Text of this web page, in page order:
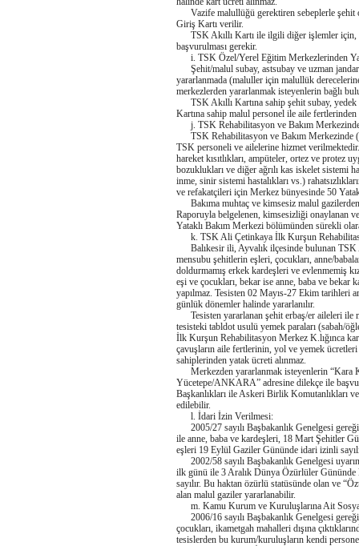
Vazife malullüğü gerektiren sebeplerle şehit
Giriş Kartı verilir.
TSK Akıllı Kartı ile ilgili diğer işlemler için,
başvurulması gerekir.
i. TSK Özel/Yerel Eğitim Merkezlerinden
Şehit/malul subay, astsubay ve uzman
yararlanmada (maluller için malullük
merkezlerden yararlanmak isteyenlerin bağlı
TSK Akıllı Kartına sahip şehit subay, yedek
Kartına sahip malul personel ile aile
j. TSK Rehabilitasyon ve Bakım
TSK Rehabilitasyon ve Bakım Merkezinde
TSK personeli ve ailelerine hizmet
hareket kısıtlıkları, ampüteler, ortez ve protez
bozuklukları ve diğer ağrılı kas iskelet sistemi
inme, sinir sistemi hastalıkları vs.)
ve refakatçileri için Merkez bünyesinde 50
Bakıma muhtaç ve kimsesiz malul
Raporuyla belgelenen, kimsesizliği onaylanan
Yataklı Bakım Merkezi bölümünden sürekli
k. TSK Ali Çetinkaya İlk Kurşun
Balıkesir ili, Ayvalık ilçesinde bulunan
mensubu şehitlerin eşleri, çocukları, anne/
doldurmamış erkek kardeşleri ve evlenmemiş
eşi ve çocukları, bekar ise anne, baba ve
yapılmaz. Tesisten 02 Mayıs-27 Ekim tarihleri
günlük dönemler halinde yararlanılır.
Tesisten yararlanan şehit erbaş/er aileleri ile
tesisteki tabldot usulü yemek paraları (sabah/
İlk Kurşun Rehabilitasyon Merkez K.lığınca
çavuşların aile fertlerinin, yol ve yemek ücretleri
sahiplerinden yatak ücreti alınmaz.
Merkezden yararlanmak isteyenlerin “Kara
Yücetepe/ANKARA” adresine dilekçe ile
Başkanlıkları ile Askeri Birlik Komutanlıkları
edilebilir.
l. İdari İzin Verilmesi:
2005/27 sayılı Başbakanlık Genelgesi
ile anne, baba ve kardeşleri, 18 Mart Şehitler
eşleri 19 Eylül Gaziler Gününde idari izinli
2002/58 sayılı Başbakanlık Genelgesi
ilk günü ile 3 Aralık Dünya Özürlüler
sayılır. Bu haktan özürlü statüsünde olan ve
alan malul gaziler yararlanabilir.
m. Kamu Kurum ve Kuruluşlarına Ait
2006/16 sayılı Başbakanlık Genelgesi
çocukları, ikametgah mahalleri dışına
tesislerden bu kurum/kuruluşların kendi